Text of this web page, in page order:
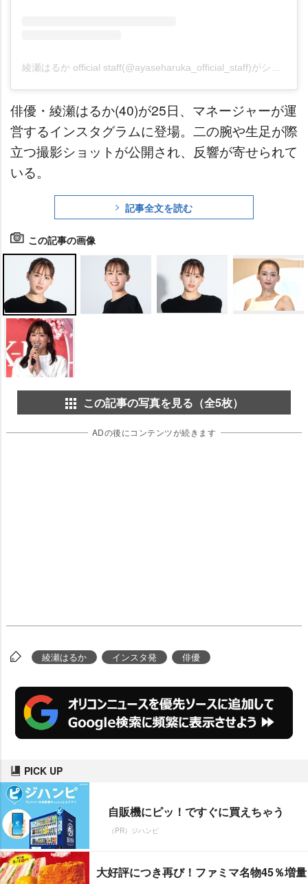
俳優・綾瀬はるか(40)が25日、マネージャーが運
営するインスタグラムに登場。二の腕や生足が際
立つ撮影ショットが公開され、反響が寄せられて
いる。
記事全文を読む
この記事の画像
この記事の写真を見る（全5枚）
ADの後にコンテンツが続きます
綾瀬はるか インスタ発 俳優
PICK UP
自販機にピッ！ですぐに買えちゃう
（PR）ジハンピ
大好評につき再び！ファミマ名物45％増量